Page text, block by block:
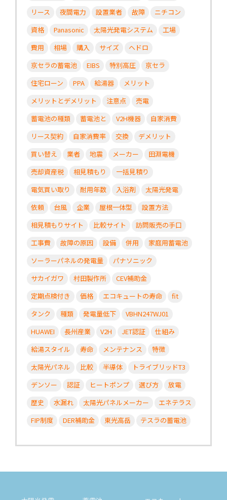
リース
夜間電力 設置業者 故障
ニチコン
資格
Panasonic 太陽光発電システム
工場
費用
相場 購入 サイズ
ヘドロ
京セラの蓄電池
EIBS 特別高圧
京セラ
住宅ローン
PPA 給湯器
メリット
メリットとデメリット
注意点
売電
蓄電池の種類
蓄電池と V2H機器
自家消費
リース契約
自家消費率 交換
デメリット
買い替え
業者 地震 メーカー
田淵電機
売却資産税
相見積もり
一括見積り
電気買い取り
耐用年数 入浴剤
太陽光発電
依頼
台風 企業 屋根一体型
設置方法
相見積もりサイト
比較サイト
訪問販売の手口
工事費
故障の原因 設備 併用
家庭用蓄電池
ソーラーパネルの発電量
パナソニック
サカイガワ
村田製作所
CEV補助金
定期点検付き
価格 エコキュートの寿命
fit
タンク
種類 発電量低下
VBHN247WJ01
HUAWEI
長州産業 V2H JET認証
仕組み
給湯スタイル
寿命 メンテナンス
特徴
太陽光パネル
比較 半導体
トライブリッドT3
デンソー
認証 ヒートポンプ 選び方
放電
歴史
水漏れ 太陽光パネルメーカー
エネテラス
FIP制度
DER補助金 東光高岳 テスラの蓄電池